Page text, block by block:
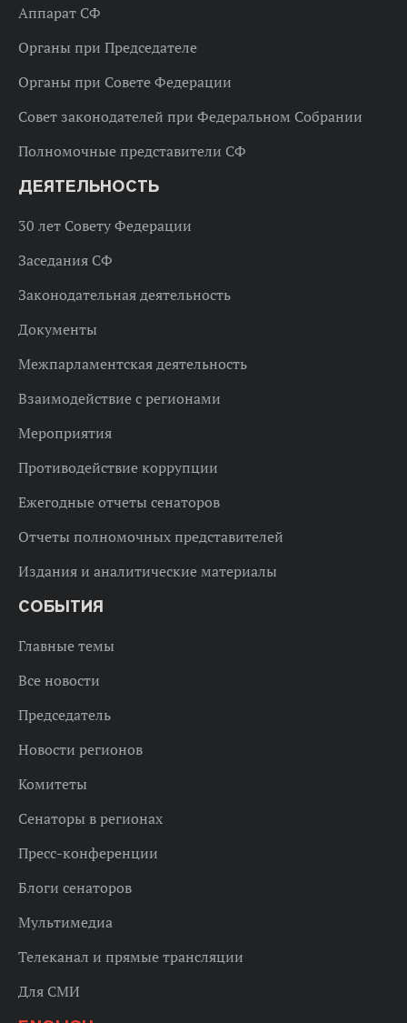
Аппарат СФ
Органы при Председателе
Органы при Совете Федерации
Совет законодателей при Федеральном Собрании
Полномочные представители СФ
ДЕЯТЕЛЬНОСТЬ
30 лет Совету Федерации
Заседания СФ
Законодательная деятельность
Документы
Межпарламентская деятельность
Взаимодействие с регионами
Мероприятия
Противодействие коррупции
Ежегодные отчеты сенаторов
Отчеты полномочных представителей
Издания и аналитические материалы
СОБЫТИЯ
Главные темы
Все новости
Председатель
Новости регионов
Комитеты
Сенаторы в регионах
Пресс-конференции
Блоги сенаторов
Мультимедиа
Телеканал и прямые трансляции
Для СМИ